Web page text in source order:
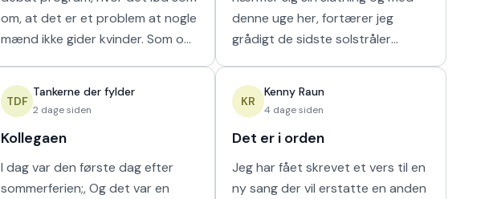
om, at det er et problem at nogle
mænd ikke gider kvinder. Som om
vende den
TDF
Tankerne der fylder
2 dage siden
Kollegaen
I dag var den første dag efter
sommerferien;, Og det var en
denne uge her, fortærer jeg
grådigt de sidste solstråler
naturligvis er muligt m
KR
Kenny Raun
4 dage siden
Det er i orden
Jeg har fået skrevet et vers til en
ny sang der vil erstatte en anden